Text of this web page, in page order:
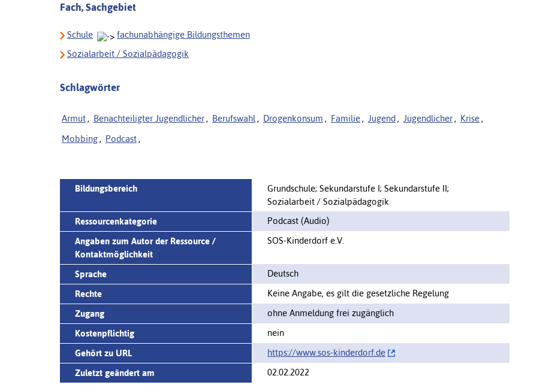
Fach, Sachgebiet
Schule
fachunabhängige Bildungsthemen
Sozialarbeit / Sozialpädagogik
Schlagwörter
Armut , Benachteiligter Jugendlicher , Berufswahl , Drogenkonsum , Familie , Jugend , Jugendlicher , Krise ,
Mobbing , Podcast ,
Bildungsbereich
Grundschule; Sekundarstufe I; Sekundarstufe II;
Sozialarbeit / Sozialpädagogik
Ressourcenkategorie
Podcast (Audio)
Angaben zum Autor der Ressource /
Kontaktmöglichkeit
SOS-Kinderdorf e.V.
Sprache
Deutsch
Rechte
Keine Angabe, es gilt die gesetzliche Regelung
Zugang
ohne Anmeldung frei zugänglich
Kostenpflichtig
nein
Gehört zu URL
https://‌www.sos-kinderdorf.de
Zuletzt geändert am
02.02.2022